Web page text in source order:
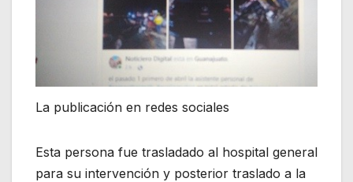
La publicación en redes sociales
Esta persona fue trasladado al hospital general
para su intervención y posterior traslado a la